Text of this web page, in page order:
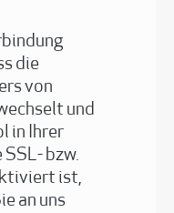
die
von
und
in Ihrer
bzw.
ist,
an uns